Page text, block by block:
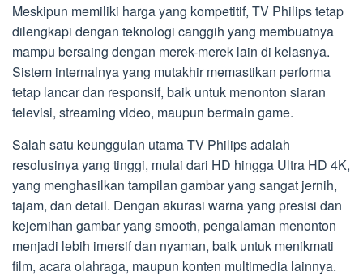
Meskipun memiliki harga yang kompetitif, TV Philips tetap
dilengkapi dengan teknologi canggih yang membuatnya
mampu bersaing dengan merek-merek lain di kelasnya.
Sistem internalnya yang mutakhir memastikan performa
tetap lancar dan responsif, baik untuk menonton siaran
televisi, streaming video, maupun bermain game.
Salah satu keunggulan utama TV Philips adalah
resolusinya yang tinggi, mulai dari HD hingga Ultra HD 4K,
yang menghasilkan tampilan gambar yang sangat jernih,
tajam, dan detail. Dengan akurasi warna yang presisi dan
kejernihan gambar yang smooth, pengalaman menonton
menjadi lebih imersif dan nyaman, baik untuk menikmati
film, acara olahraga, maupun konten multimedia lainnya.